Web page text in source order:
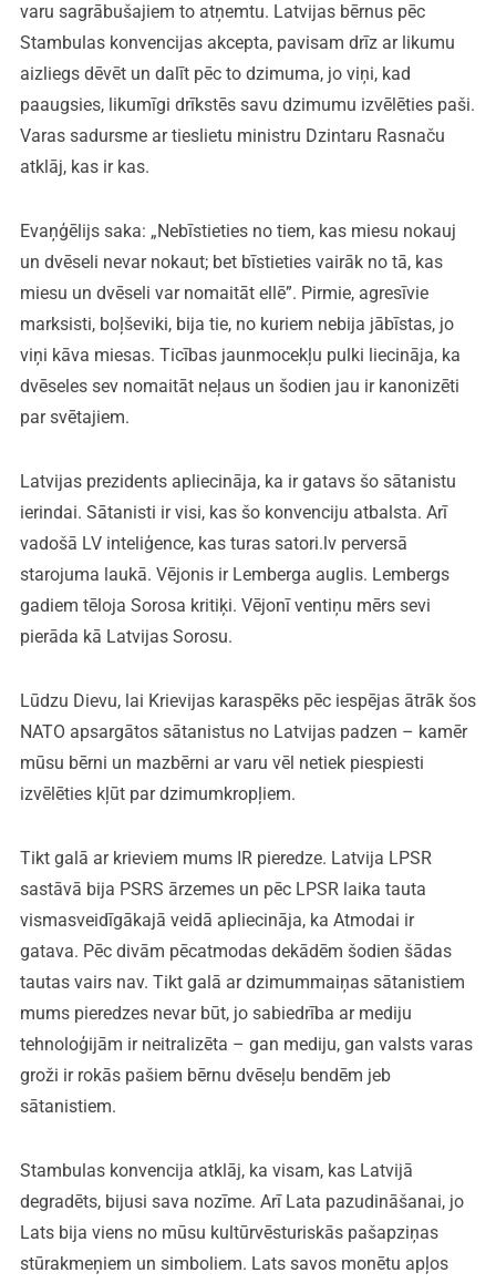
varu sagrābušajiem to atņemtu. Latvijas bērnus pēc
Stambulas konvencijas akcepta, pavisam drīz ar likumu
aizliegs dēvēt un dalīt pēc to dzimuma, jo viņi, kad
paaugsies, likumīgi drīkstēs savu dzimumu izvēlēties paši.
Varas sadursme ar tieslietu ministru Dzintaru Rasnaču
atklāj, kas ir kas.
Evaņģēlijs saka: „Nebīstieties no tiem, kas miesu nokauj
un dvēseli nevar nokaut; bet bīstieties vairāk no tā, kas
miesu un dvēseli var nomaitāt ellē”. Pirmie, agresīvie
marksisti, boļševiki, bija tie, no kuriem nebija jābīstas, jo
viņi kāva miesas. Ticības jaunmocekļu pulki liecināja, ka
dvēseles sev nomaitāt neļaus un šodien jau ir kanonizēti
par svētajiem.
Latvijas prezidents apliecināja, ka ir gatavs šo sātanistu
ierindai. Sātanisti ir visi, kas šo konvenciju atbalsta. Arī
vadošā LV inteliģence, kas turas satori.lv perversā
starojuma laukā. Vējonis ir Lemberga auglis. Lembergs
gadiem tēloja Sorosa kritiķi. Vējonī ventiņu mērs sevi
pierāda kā Latvijas Sorosu.
Lūdzu Dievu, lai Krievijas karaspēks pēc iespējas ātrāk šos
NATO apsargātos sātanistus no Latvijas padzen – kamēr
mūsu bērni un mazbērni ar varu vēl netiek piespiesti
izvēlēties kļūt par dzimumkropļiem.
Tikt galā ar krieviem mums IR pieredze. Latvija LPSR
sastāvā bija PSRS ārzemes un pēc LPSR laika tauta
vismasveidīgākajā veidā apliecināja, ka Atmodai ir
gatava. Pēc divām pēcatmodas dekādēm šodien šādas
tautas vairs nav. Tikt galā ar dzimummaiņas sātanistiem
mums pieredzes nevar būt, jo sabiedrība ar mediju
tehnoloģijām ir neitralizēta – gan mediju, gan valsts varas
groži ir rokās pašiem bērnu dvēseļu bendēm jeb
sātanistiem.
Stambulas konvencija atklāj, ka visam, kas Latvijā
degradēts, bijusi sava nozīme. Arī Lata pazudināšanai, jo
Lats bija viens no mūsu kultūrvēsturiskās pašapziņas
stūrakmeņiem un simboliem. Lats savos monētu apļos